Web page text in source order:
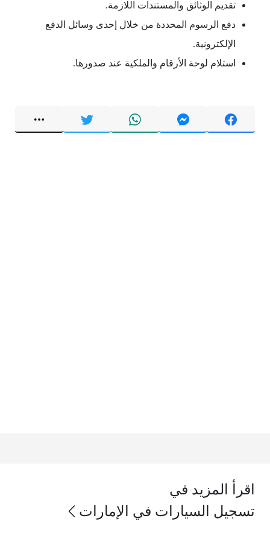
تقديم الوثائق والمستندات اللازمة.
دفع الرسوم المحددة من خلال إحدى وسائل الدفع
الإلكترونية.
استلام لوحة الأرقام والملكية عند صدورها.
اقرأ المزيد في
تسجيل السيارات في الإمارات